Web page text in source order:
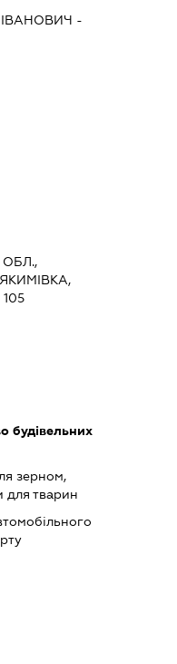
-
ОБЛ.,
будівельних
зерном,
для тварин